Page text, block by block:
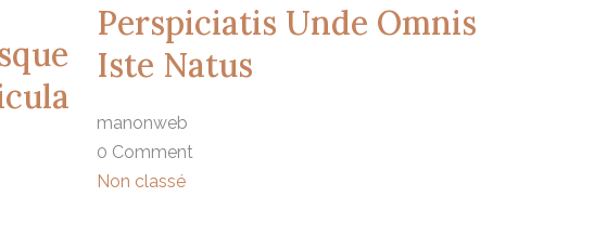
Perspiciatis Unde Omnis
Iste Natus
manonweb
0 Comment
Non classé